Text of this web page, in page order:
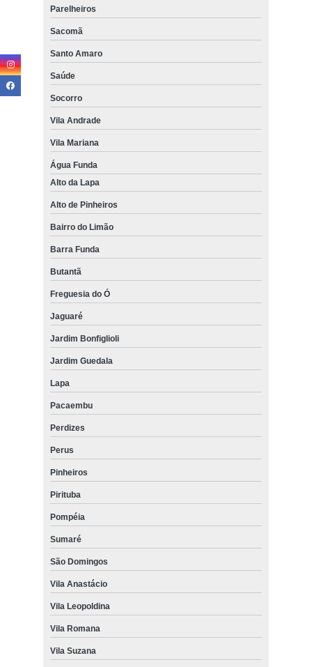
Parelheiros
Sacomã
Santo Amaro
Saúde
Socorro
Vila Andrade
Vila Mariana
Água Funda
Alto da Lapa
Alto de Pinheiros
Bairro do Limão
Barra Funda
Butantã
Freguesia do Ó
Jaguaré
Jardim Bonfiglioli
Jardim Guedala
Lapa
Pacaembu
Perdizes
Perus
Pinheiros
Pirituba
Pompéia
Sumaré
São Domingos
Vila Anastácio
Vila Leopoldina
Vila Romana
Vila Suzana